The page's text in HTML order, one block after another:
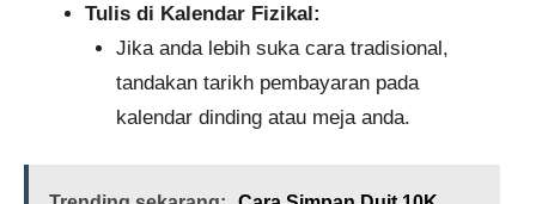
Tulis di Kalendar Fizikal:
Jika anda lebih suka cara tradisional,
tandakan tarikh pembayaran pada
kalendar dinding atau meja anda.